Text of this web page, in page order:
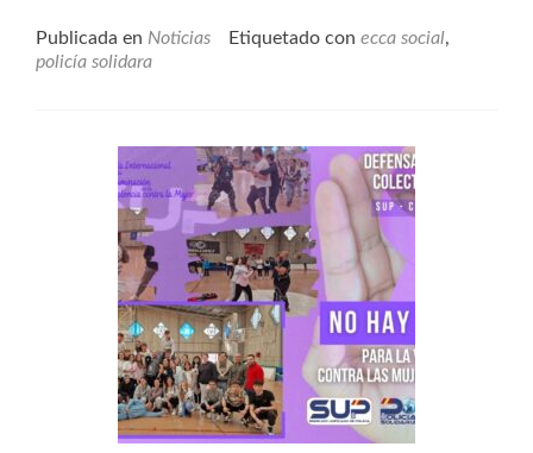
Publicada en Noticias Etiquetado con ecca social,
policía solidara